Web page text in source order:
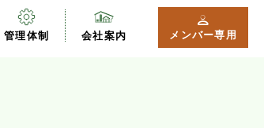
管理体制 会社案内 メンバー専用